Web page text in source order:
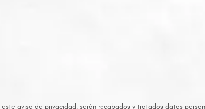
aviso de privacidad, serán recabados y tratados datos